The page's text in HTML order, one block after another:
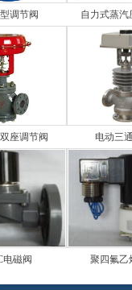
节阀 自力式蒸汽压
调节阀 电动三通
磁阀 聚四氟乙烯